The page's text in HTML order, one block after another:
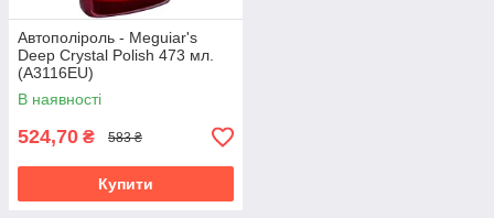
Автополіроль - Meguiar's
Deep Crystal Polish 473 мл.
(A3116EU)
В наявності
524,70 ₴ 583 ₴
Купити